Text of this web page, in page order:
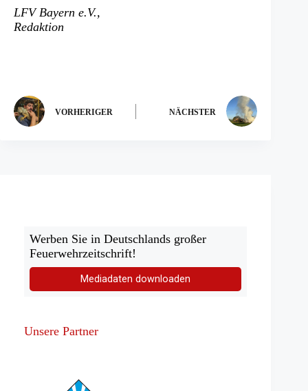
LFV Bayern e.V.,
Redaktion
VORHERIGER NÄCHSTER
Werben Sie in Deutschlands großer
Feuerwehrzeitschrift!
Mediadaten downloaden
Unsere Partner